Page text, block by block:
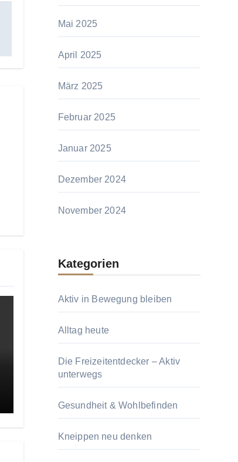
Mai 2025
April 2025
März 2025
Februar 2025
Januar 2025
Dezember 2024
November 2024
Kategorien
Aktiv in Bewegung bleiben
Alltag heute
Die Freizeitentdecker – Aktiv
unterwegs
Gesundheit & Wohlbefinden
Kneippen neu denken